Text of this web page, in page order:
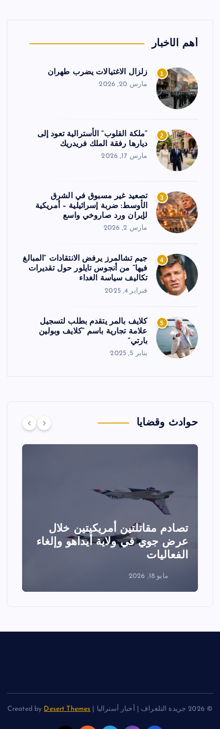
أهم الأخبار
1 زلزال الاغتيالات يضرب طهران
مارس 20, 2026
2
“ملكة القلوب” الأسترالية تعود إلى
ديارها رفقة الملك فريدريك
مارس 17, 2026
3
تصعيد غير مسبوق في الشرق
الأوسط: ضربة إسرائيلية – أمريكية
لإيران ورد صاروخي واسع
مارس 2, 2026
4
جيم تشالمرز يرفض الانتقادات “المبالغ
فيها” من أنجوس تايلور حول تقديرات
تكاليف سياسة الغداء
فبراير 4, 2025
5
كلايف بالمر يتقدم بطلب لتسجيل
علامة تجارية باسم “كلايف وبولين
بارتي”
يناير 5, 2025
حوادث وقضايا
تصادم مقاتلتين أمريكيتين خلال
عرض جوي في ولاية أيداهو وإلغاء
الفعاليات
مايو 18, 2026
© 2026 جريدة التلغراف | أخبار أستراليا | Created by Desert Themes